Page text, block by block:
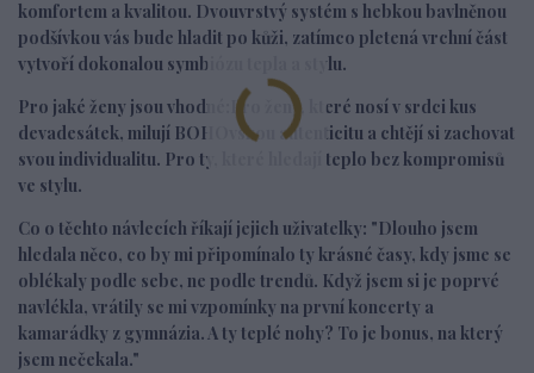
komfortem a kvalitou. Dvouvrstvý systém s hebkou bavlněnou
podšívkou vás bude hladit po kůži, zatímco pletená vrchní část
vytvoří dokonalou symbiózu tepla a stylu.
Pro jaké ženy jsou vhodné:
Pro ženy, které nosí v srdci kus
devadesátek, milují BOHOvskou autenticitu a chtějí si zachovat
svou individualitu. Pro ty, které hledají teplo bez kompromisů
ve stylu.
Co o těchto návlecích říkají jejich uživatelky: "Dlouho jsem
hledala něco, co by mi připomínalo ty krásné časy, kdy jsme se
oblékaly podle sebe, ne podle trendů. Když jsem si je poprvé
navlékla, vrátily se mi vzpomínky na první koncerty a
kamarádky z gymnázia. A ty teplé nohy? To je bonus, na který
jsem nečekala."